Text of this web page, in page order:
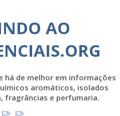
AO
há de melhor em informações
aromáticos, isolados
fragrâncias e perfumaria.